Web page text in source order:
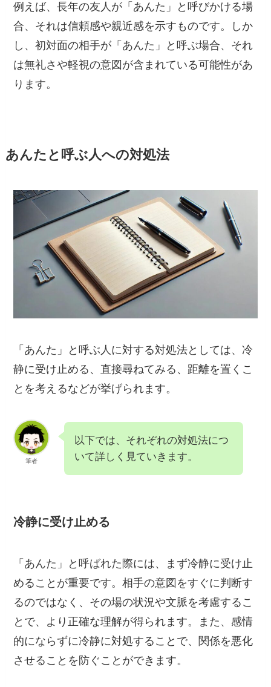
例えば、長年の友人が「あんた」と呼びかける場
合、それは信頼感や親近感を示すものです。しか
し、初対面の相手が「あんた」と呼ぶ場合、それ
は無礼さや軽視の意図が含まれている可能性があ
ります。
あんたと呼ぶ人への対処法
「あんた」と呼ぶ人に対する対処法としては、冷
静に受け止める、直接尋ねてみる、距離を置くこ
とを考えるなどが挙げられます。
筆者
以下では、それぞれの対処法につ
いて詳しく見ていきます。
冷静に受け止める
「あんた」と呼ばれた際には、まず冷静に受け止
めることが重要です。相手の意図をすぐに判断す
るのではなく、その場の状況や文脈を考慮するこ
とで、より正確な理解が得られます。また、感情
的にならずに冷静に対処することで、関係を悪化
させることを防ぐことができます。